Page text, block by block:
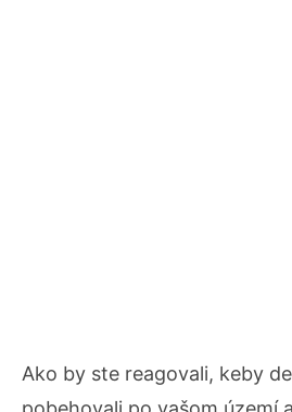
Ako by ste reagovali, keby